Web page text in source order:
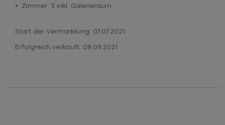
⦁ Zimmer: 3 inkl. Galerieraum
Start der Vermarktung: 07.07.2021
Erfolgreich verkauft: 08.09.2021